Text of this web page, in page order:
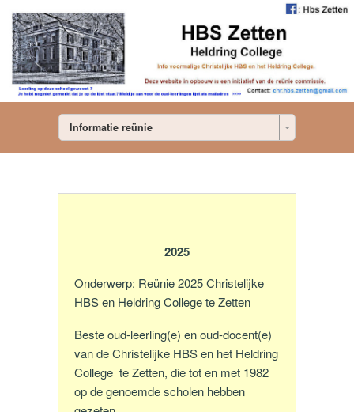
Informatie reünie
2025
Onderwerp: Reünie 2025 Christelijke
HBS en Heldring College te Zetten
Beste oud-leerling(e) en oud-docent(e)
van de Christelijke HBS en het Heldring
College te Zetten, die tot en met 1982
op de genoemde scholen hebben